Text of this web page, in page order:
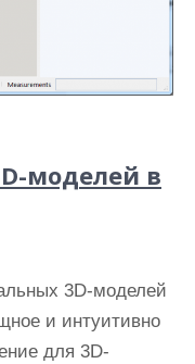
моделей в
3D-моделей
и интуитивно
для 3D-